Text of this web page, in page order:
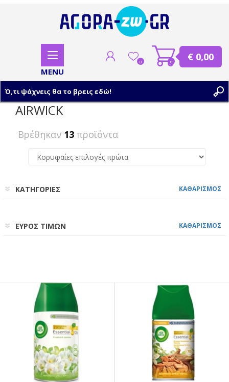
ΣΥΝΔΕΣΗ
0 0 € 0,00
AIRWICK
Βρέθηκαν 13 προϊόντα
ΚΑΤΗΓΟΡΙΕΣ ΚΑΘΑΡΙΣΜΟΣ
ΕΥΡΟΣ ΤΙΜΩΝ ΚΑΘΑΡΙΣΜΟΣ